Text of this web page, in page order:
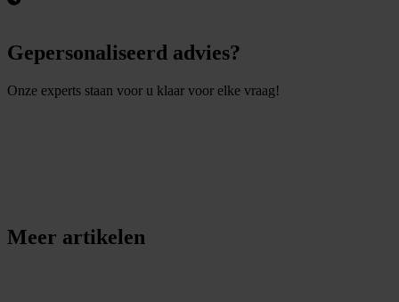
Gepersonaliseerd advies?
Onze experts staan voor u klaar voor elke vraag!
Meer artikelen